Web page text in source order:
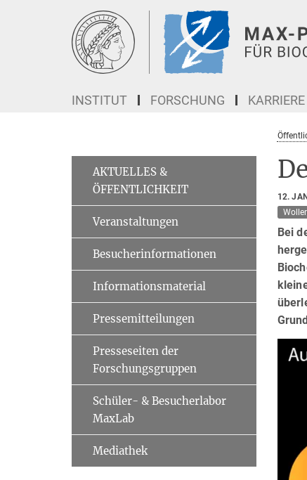
INSTITUT FORSCHUNG KARRIERE
12.
Bei
AKTUELLES &
ÖFFENTLICHKEIT
Veranstaltungen
Besucherinformationen
Informationsmaterial
Pressemitteilungen
Presseseiten der
Forschungsgruppen
Schüler- & Besucherlabor
MaxLab
Mediathek